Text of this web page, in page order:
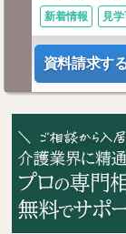
新着情報 見
資料請求す